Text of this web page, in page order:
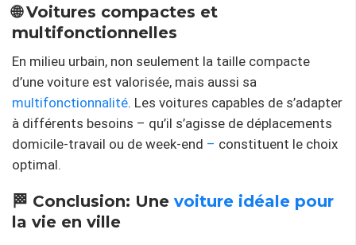
🌐 Voitures compactes et
multifonctionnelles
En milieu urbain, non seulement la taille compacte
d’une voiture est valorisée, mais aussi sa
multifonctionnalité. Les voitures capables de s’adapter
à différents besoins – qu’il s’agisse de déplacements
domicile-travail ou de week-end – constituent le choix
optimal.
🏁 Conclusion: Une voiture idéale pour
la vie en ville